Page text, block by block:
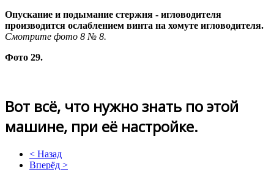
Опускание и подымание стержня - игловодителя
производится ослаблением винта на хомуте игловодителя.
Смотрите фото 8 № 8.
Фото 29.
Вот всё, что нужно знать по этой
машине, при её настройке.
< Назад
Вперёд >